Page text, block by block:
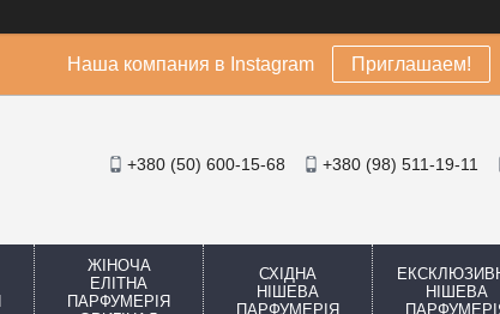
Наша компания в Instagram Приглашаем!
+380 (50) 600-15-68 +380 (98) 511-19-11
ЖІНОЧА
ЕЛІТНА
ПАРФУМЕРІЯ
СХІДНА
НІШЕВА
ПАРФУМЕРІЯ
НІШЕВА